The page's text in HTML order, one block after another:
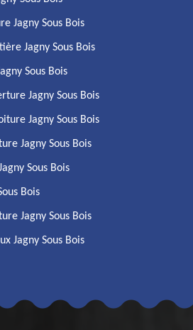
Jagny Sous Bois
Jagny Sous Bois
Sous Bois
Jagny Sous Bois
Jagny Sous Bois
Jagny Sous Bois
Sous Bois
Bois
Jagny Sous Bois
Jagny Sous Bois